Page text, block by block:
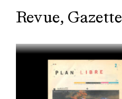
Revue Gazette